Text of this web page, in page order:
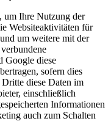
um Ihre Nutzung der
Websiteaktivitäten für
um weitere mit der
Google diese
sofern dies
diese Daten im
einschließlich
Informationen
auch zum Schalten